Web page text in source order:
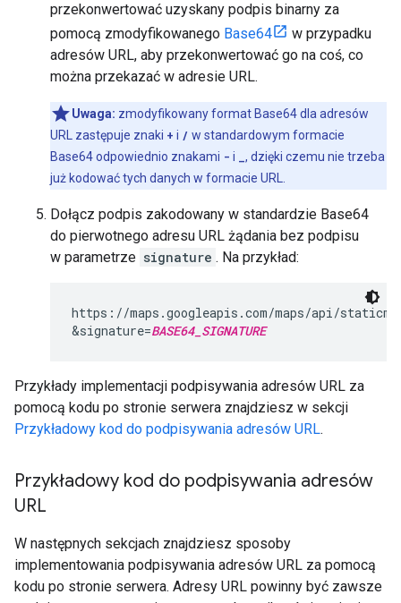
przekonwertować uzyskany podpis binarny za
pomocą zmodyfikowanego Base64
w przypadku
adresów URL, aby przekonwertować go na coś, co
można przekazać w adresie URL.
Uwaga: zmodyfikowany format Base64 dla adresów
URL zastępuje znaki + i / w standardowym formacie
Base64 odpowiednio znakami - i
, dzięki czemu nie trzeba
już kodować tych danych w formacie URL.
Dołącz podpis zakodowany w standardzie Base64
do pierwotnego adresu URL żądania bez podpisu
w parametrze signature . Na przykład:
https://maps.googleapis.com/maps/api/
&signature=BASE64_SIGNATURE
Przykłady implementacji podpisywania adresów URL za
pomocą kodu po stronie serwera znajdziesz w sekcji
Przykładowy kod do podpisywania adresów URL.
Przykładowy kod do podpisywania adresów
URL
W następnych sekcjach znajdziesz sposoby
implementowania podpisywania adresów URL za pomocą
kodu po stronie serwera. Adresy URL powinny być zawsze